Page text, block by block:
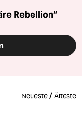
Rebellion“
Neueste / Älteste